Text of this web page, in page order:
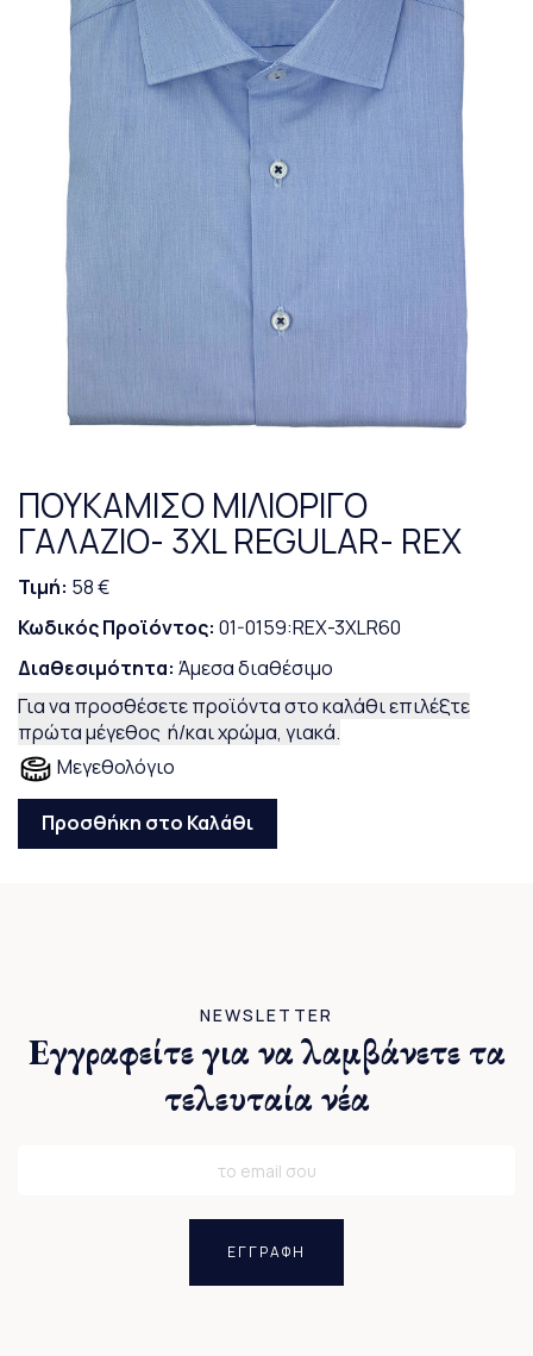
ΠΟΥΚΑΜΙΣΟ ΜΙΛΙΟΡΙΓΟ
ΓΑΛΑΖΙΟ- 3XL REGULAR- REX
Τιμή: 58 €
Κωδικός Προϊόντος: 01-0159:REX-3XLR60
Διαθεσιμότητα: Άμεσα διαθέσιμο
Για να προσθέσετε προϊόντα στο καλάθι επιλέξτε
πρώτα μέγεθος ή/και χρώμα, γιακά.
Μεγεθολόγιο
Προσθήκη στο Καλάθι
NEWSLETTER
Εγγραφείτε για να λαμβάνετε τα
τελευταία νέα
ΕΓΓΡΑΦΗ